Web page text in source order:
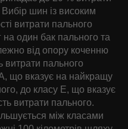
шин із високим
витрати пального
на один бак пального та
від опору коченню
витрати пального
що вказує на найкращу
до класу Е, що вказує
витрати пального.
між класами